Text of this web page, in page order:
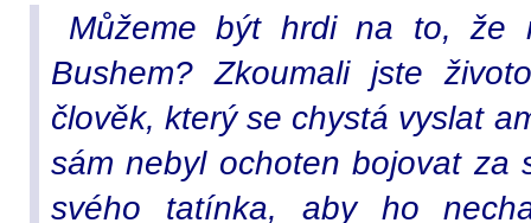
Můžeme být hrdi na to, že
Bushem? Zkoumali jste
člověk, který se chystá vyslat
sám nebyl ochoten bojovat za
svého tatínka, aby ho